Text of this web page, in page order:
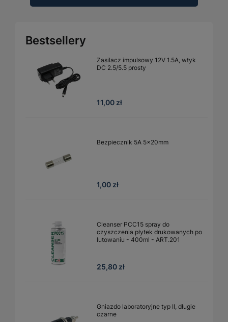
Bestsellery
Zasilacz impulsowy 12V 1.5A, wtyk
DC 2.5/5.5 prosty
11,00 zł
Bezpiecznik 5A 5x20mm
1,00 zł
Cleanser PCC15 spray do
czyszczenia płytek drukowanych po
lutowaniu - 400ml - ART.201
25,80 zł
Gniazdo laboratoryjne typ II, długie
czarne